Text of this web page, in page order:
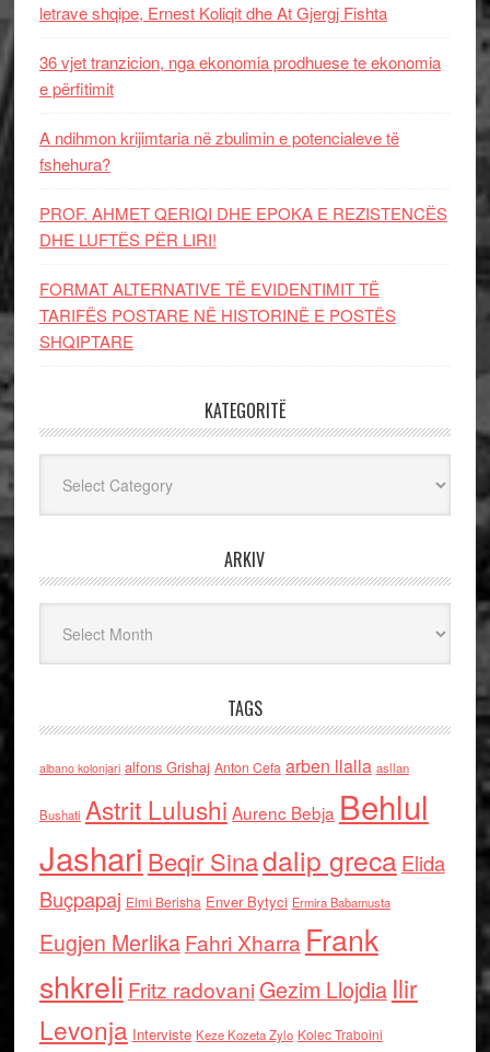
letrave shqipe, Ernest Koliqit dhe At Gjergj Fishta
36 vjet tranzicion, nga ekonomia prodhuese te ekonomia
e përfitimit
A ndihmon krijimtaria në zbulimin e potencialeve të
fshehura?
PROF. AHMET QERIQI DHE EPOKA E REZISTENCЁS
DHE LUFTЁS PЁR LIRI!
FORMAT ALTERNATIVE TË EVIDENTIMIT TË
TARIFËS POSTARE NË HISTORINË E POSTËS
SHQIPTARE
KATEGORITË
ARKIV
TAGS
albano kolonjari alfons Grishaj Anton Cefa arben llalla asllan
Bushati Astrit Lulushi Aurenc Bebja Behlul
Jashari Beqir Sinadalip grecaElida
Buçpapaj Elmi Berisha Enver Bytyci Ermira Babamusta
Eugjen MerlikaFahri Xharra Frank
shkreli Fritz radovaniGezim Llojdia Ilir
Levonja Interviste Keze Kozeta Zylo Kolec Traboini